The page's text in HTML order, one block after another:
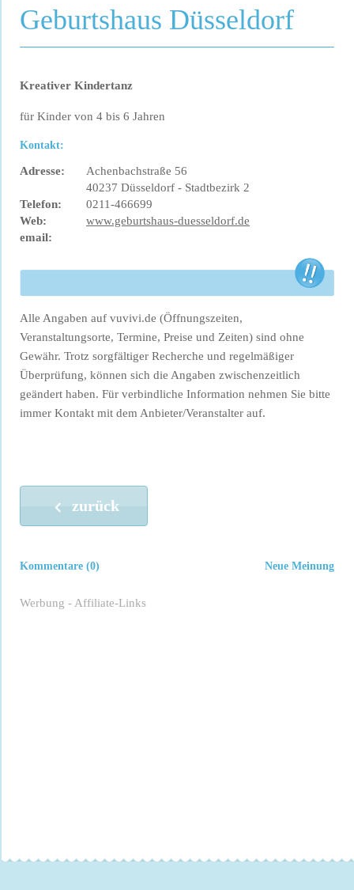
Geburtshaus Düsseldorf
Kreativer Kindertanz
für Kinder von 4 bis 6 Jahren
Kontakt:
Adresse:
Achenbachstraße 56
40237 Düsseldorf - Stadtbezirk 2
Telefon:
0211-466699
Web:
www.geburtshaus-duesseldorf.de
email:
Alle Angaben auf vuvivi.de (Öffnungszeiten,
Veranstaltungsorte, Termine, Preise und Zeiten) sind ohne
Gewähr. Trotz sorgfältiger Recherche und regelmäßiger
Überprüfung, können sich die Angaben zwischenzeitlich
geändert haben. Für verbindliche Information nehmen Sie bitte
immer Kontakt mit dem Anbieter/Veranstalter auf.
zurück
Neue Meinung
Kommentare (0)
Werbung - Affiliate-Links